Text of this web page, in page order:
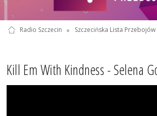
Radio Szczecin » Szczecińska Lista Przebojów
Kill Em With Kindness - Selena